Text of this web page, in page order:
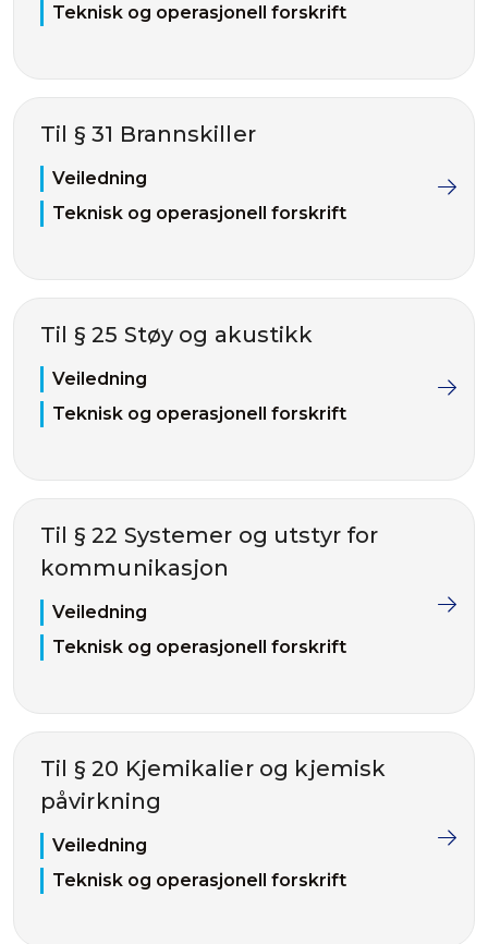
Teknisk og operasjonell forskrift
Til § 31 Brannskiller
Veiledning
Teknisk og operasjonell forskrift
Til § 25 Støy og akustikk
Veiledning
Teknisk og operasjonell forskrift
Til § 22 Systemer og utstyr for
kommunikasjon
Veiledning
Teknisk og operasjonell forskrift
Til § 20 Kjemikalier og kjemisk
påvirkning
Veiledning
Teknisk og operasjonell forskrift